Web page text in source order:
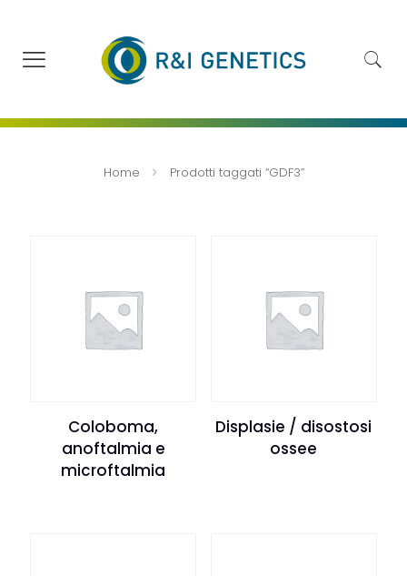
Home Prodotti taggati “GDF3”
Coloboma,
anoftalmia e
microftalmia
Displasie / disostosi
ossee